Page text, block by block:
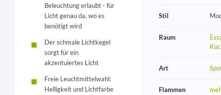
Beleuchtung erlaubt - für
Licht genau da, wo es
benötigt wird
Der schmale Lichtkegel
sorgt für ein
akzentuiertes Licht
Freie Leuchtmittelwahl:
Helligkeit und Lichtfarbe
Stil
Raum
Art
Flammen